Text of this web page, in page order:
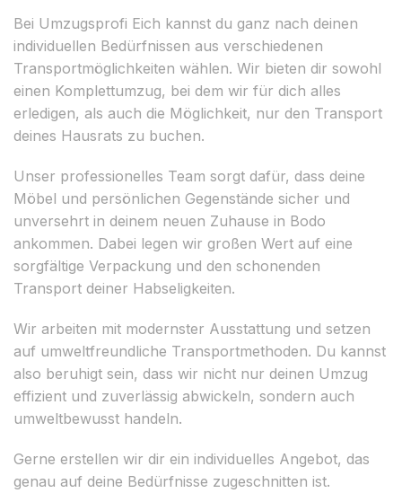
Bei Umzugsprofi Eich kannst du ganz nach deinen
individuellen Bedürfnissen aus verschiedenen
Transportmöglichkeiten wählen. Wir bieten dir sowohl
einen Komplettumzug, bei dem wir für dich alles
erledigen, als auch die Möglichkeit, nur den Transport
deines Hausrats zu buchen.
Unser professionelles Team sorgt dafür, dass deine
Möbel und persönlichen Gegenstände sicher und
unversehrt in deinem neuen Zuhause in Bodo
ankommen. Dabei legen wir großen Wert auf eine
sorgfältige Verpackung und den schonenden
Transport deiner Habseligkeiten.
Wir arbeiten mit modernster Ausstattung und setzen
auf umweltfreundliche Transportmethoden. Du kannst
also beruhigt sein, dass wir nicht nur deinen Umzug
effizient und zuverlässig abwickeln, sondern auch
umweltbewusst handeln.
Gerne erstellen wir dir ein individuelles Angebot, das
genau auf deine Bedürfnisse zugeschnitten ist.